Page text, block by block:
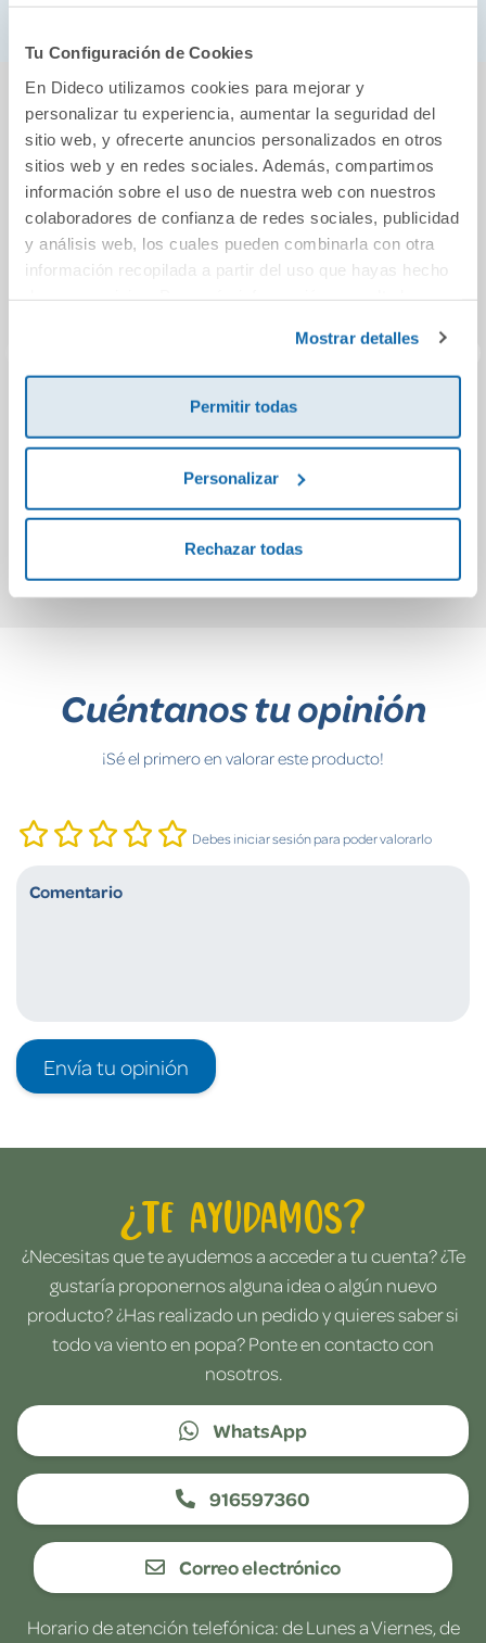
Tu Configuración de Cookies
En Dideco utilizamos cookies para mejorar y
personalizar tu experiencia, aumentar la seguridad del
sitio web, y ofrecerte anuncios personalizados en otros
sitios web y en redes sociales. Además, compartimos
información sobre el uso de nuestra web con nuestros
colaboradores de confianza de redes sociales, publicidad
y análisis web, los cuales pueden combinarla con otra
información recopilada a partir del uso que hayas hecho
Mostrar detalles
Permitir todas
Personalizar
Rechazar todas
También podría gustarte...
3). Explora Ciclo
CREA!
Comprar
Cuéntanos tu opinión
¡Sé el primero en valorar este producto!
Debes iniciar sesión para poder valorarlo
Envía tu opinión
¿Te ayudamos?
¿Necesitas que te ayudemos a acceder a tu cuenta? ¿Te
gustaría proponernos alguna idea o algún nuevo
producto? ¿Has realizado un pedido y quieres saber si
todo va viento en popa? Ponte en contacto con
nosotros.
WhatsApp
916597360
Correo electrónico
Horario de atención telefónica: de Lunes a Viernes, de